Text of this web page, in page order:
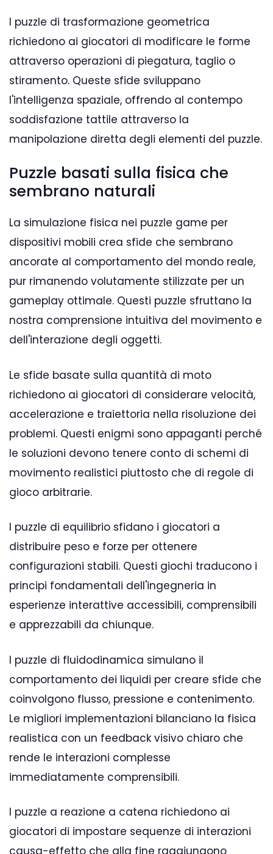
I puzzle di trasformazione geometrica
richiedono ai giocatori di modificare le forme
attraverso operazioni di piegatura, taglio o
stiramento. Queste sfide sviluppano
l'intelligenza spaziale, offrendo al contempo
soddisfazione tattile attraverso la
manipolazione diretta degli elementi del puzzle.
Puzzle basati sulla fisica che
sembrano naturali
La simulazione fisica nei puzzle game per
dispositivi mobili crea sfide che sembrano
ancorate al comportamento del mondo reale,
pur rimanendo volutamente stilizzate per un
gameplay ottimale. Questi puzzle sfruttano la
nostra comprensione intuitiva del movimento e
dell'interazione degli oggetti.
Le sfide basate sulla quantità di moto
richiedono ai giocatori di considerare velocità,
accelerazione e traiettoria nella risoluzione dei
problemi. Questi enigmi sono appaganti perché
le soluzioni devono tenere conto di schemi di
movimento realistici piuttosto che di regole di
gioco arbitrarie.
I puzzle di equilibrio sfidano i giocatori a
distribuire peso e forze per ottenere
configurazioni stabili. Questi giochi traducono i
principi fondamentali dell'ingegneria in
esperienze interattive accessibili, comprensibili
e apprezzabili da chiunque.
I puzzle di fluidodinamica simulano il
comportamento dei liquidi per creare sfide che
coinvolgono flusso, pressione e contenimento.
Le migliori implementazioni bilanciano la fisica
realistica con un feedback visivo chiaro che
rende le interazioni complesse
immediatamente comprensibili.
I puzzle a reazione a catena richiedono ai
giocatori di impostare sequenze di interazioni
causa-effetto che alla fine raggiungono